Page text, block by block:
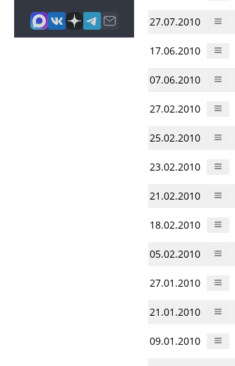
27.07.2010
17.06.2010
07.06.2010
27.02.2010
25.02.2010
23.02.2010
21.02.2010
18.02.2010
05.02.2010
27.01.2010
21.01.2010
09.01.2010